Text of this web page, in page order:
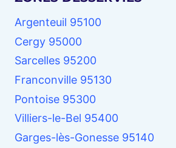
Argenteuil 95100
Cergy 95000
Sarcelles 95200
Franconville 95130
Pontoise 95300
Villiers-le-Bel 95400
Garges-lès-Gonesse 95140